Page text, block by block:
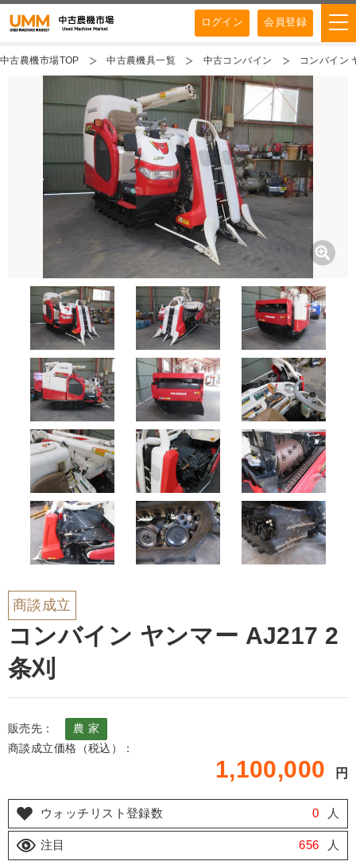
ログイン 会員登録
中古農機市場TOP 中古農機具一覧 中古コンバイン コンバイン
商談成立
コンバイン ヤンマー AJ217 2
条刈
販売先：
農 家
商談成立価格（税込）：
1,100,000 円
ウォッチリスト登録数 0 人
注目 656 人